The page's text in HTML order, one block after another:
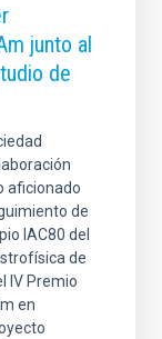
junto al
de
aficionado
de
IAC80 del
de
IV Premio
en